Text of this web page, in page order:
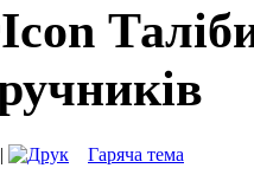
Гаряча тема